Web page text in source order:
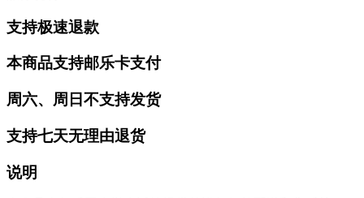
支持极速退款
本商品支持邮乐卡支付
周六、周日不支持发货
支持七天无理由退货
说明